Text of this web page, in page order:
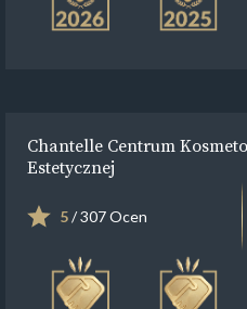
Chantelle Centrum
Estetycznej
5/ 307 Ocen